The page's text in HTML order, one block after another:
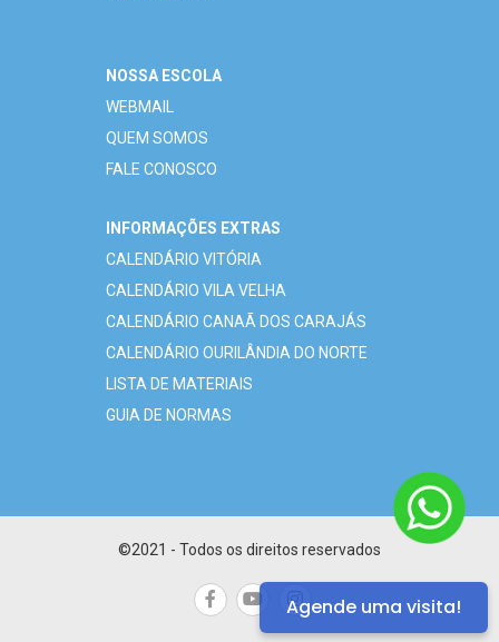
NOSSA ESCOLA
WEBMAIL
QUEM SOMOS
FALE CONOSCO
INFORMAÇÕES EXTRAS
CALENDÁRIO VITÓRIA
CALENDÁRIO VILA VELHA
CALENDÁRIO CANAÃ DOS CARAJÁS
CALENDÁRIO OURILÂNDIA DO NORTE
LISTA DE MATERIAIS
GUIA DE NORMAS
©2021 - Todos os direitos reservados
Agende uma visita!